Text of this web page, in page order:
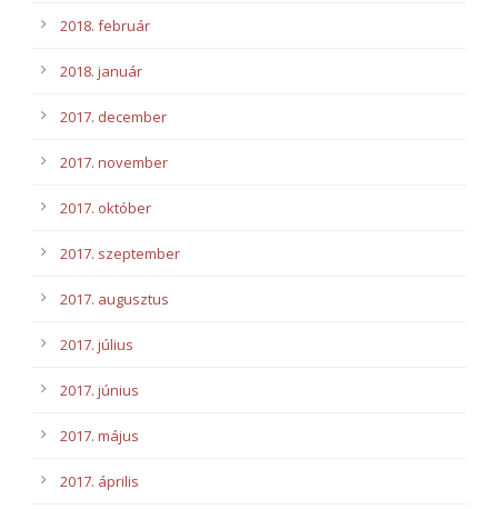
2018. február
2018. január
2017. december
2017. november
2017. október
2017. szeptember
2017. augusztus
2017. július
2017. június
2017. május
2017. április